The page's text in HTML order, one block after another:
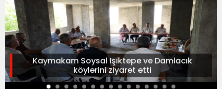
Kaymakam Soysal Işıktepe ve Damlacık
köylerini ziyaret etti